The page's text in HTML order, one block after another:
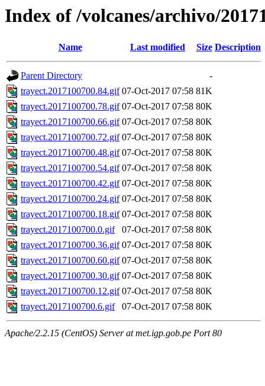
Index of /volcanes/archivo/
Name Last modified Size Description
Parent Directory
-
trayect.2017100700.84.gif 07-Oct-2017 07:58 81K
trayect.2017100700.78.gif 07-Oct-2017 07:58 80K
trayect.2017100700.66.gif 07-Oct-2017 07:58 80K
trayect.2017100700.72.gif 07-Oct-2017 07:58 80K
trayect.2017100700.48.gif 07-Oct-2017 07:58 80K
trayect.2017100700.54.gif 07-Oct-2017 07:58 80K
trayect.2017100700.42.gif 07-Oct-2017 07:58 80K
trayect.2017100700.24.gif 07-Oct-2017 07:58 80K
trayect.2017100700.18.gif 07-Oct-2017 07:58 80K
trayect.2017100700.0.gif
07-Oct-2017 07:58 80K
trayect.2017100700.36.gif 07-Oct-2017 07:58 80K
trayect.2017100700.60.gif 07-Oct-2017 07:58 80K
trayect.2017100700.30.gif 07-Oct-2017 07:58 80K
trayect.2017100700.12.gif 07-Oct-2017 07:58 80K
trayect.2017100700.6.gif
07-Oct-2017 07:58 80K
Apache/2.2.15 (CentOS) Server at met.igp.gob.pe Port 80